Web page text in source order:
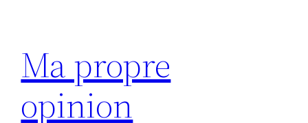
contenu
Ma propre
opinion